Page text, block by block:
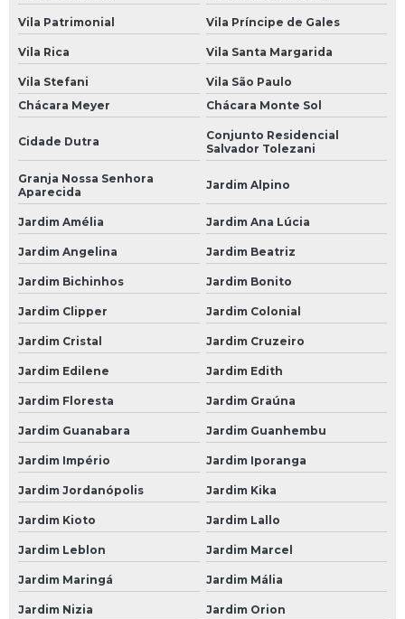
Suspensão de um Carro
Suspensão Hidráulica Carro Importado
Suspensão Hidráulica de Carro
Suspensão Hidráulica para Carro
Suspensão Hidráulica para Carro de Luxo
Suspensão Hidráulica para Carro Popular
Suspensão para Carro
Suspensão para Carro Antigo
Suspensão para Carro Blindado
Suspensão para Carro de Arrancada
Suspensão Pneumática Carro
Suspensão Pneumática de Carro
Suspensão Pneumática para Carro
Troca de óleos
Troca de óleo
Vila Patrimonial Vila Príncipe de Gales
Vila Rica Vila Santa Margarida
Vila Stefani
Vila São Paulo
Chácara Meyer
Chácara Monte Sol
Cidade Dutra
Conjunto Residencial
Salvador Tolezani
Granja Nossa Senhora
Aparecida
Jardim Alpino
Jardim Amélia Jardim Ana Lúcia
Jardim Angelina Jardim Beatriz
Jardim Bichinhos Jardim Bonito
Jardim Clipper Jardim Colonial
Jardim Cristal Jardim Cruzeiro
Jardim Edilene Jardim Edith
Jardim Floresta Jardim Graúna
Jardim Guanabara Jardim Guanhembu
Jardim Império Jardim Iporanga
Jardim Jordanópolis Jardim Kika
Jardim Kioto Jardim Lallo
Jardim Leblon Jardim Marcel
Jardim Maringá Jardim Mália
Jardim Nizia Jardim Orion